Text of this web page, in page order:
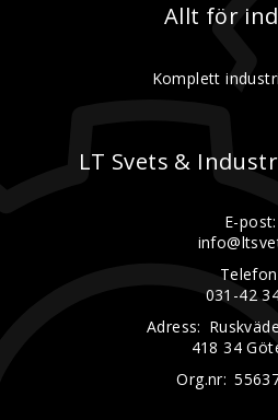
Allt för
Komplett
LT Svets &
E-post:
031-42
Adress:
418 34
Org.nr: